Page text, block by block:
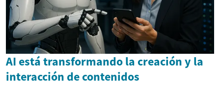
AI está transformando la creación y la
interacción de contenidos